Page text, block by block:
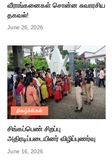
வீராங்கனைகள் சொன்ன சுவாரசிய
தகவல்!
June 26, 2026
நிகழ்ச்சிகள்
சிங்கப்பெண் சிறப்பு
அதிரடிப்படையினர் விழிப்புணர்வு
June 16, 2026